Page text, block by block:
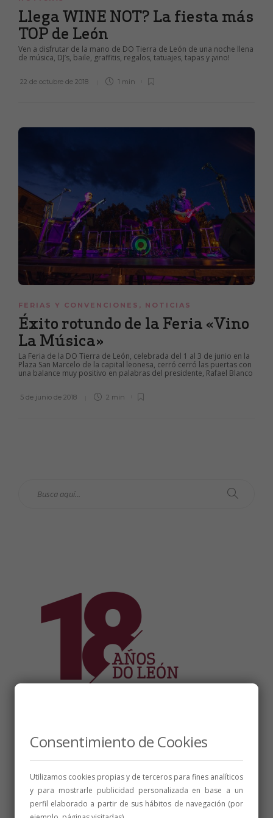
Llega WINE NOT? La fiesta más
TOP de León
Ven a disfrutar de la mano de DO Tierra de León de una noche llena
de música, DJ’s, baile, graffitis, regalos, tatuajes, tapas y ¡vino!
22 de octubre de 2018 1 min
FERIAS Y CONVENCIONES , NOTICIAS
Éxito rotundo de la Feria «Vino
La Música»
La Feria de la DO Tierra de León, celebrada del 1 al 3 de junio en la
Plaza San Marcelo de la capital leonesa, cerró cerró las puertas con
una balance muy positivo en palabras del presidente, Rafael Blanco
5 de junio de 2018 2 min
Consentimiento de Cookies
Utilizamos cookies propias y de terceros para fines analíticos
y para mostrarle publicidad personalizada en base a un
perfil elaborado a partir de sus hábitos de navegación (por